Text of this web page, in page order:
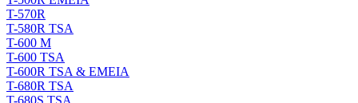
T-570R
T-580R TSA
T-600 M
T-600 TSA
T-600R TSA & EMEIA
T-680R TSA
T-680S TSA